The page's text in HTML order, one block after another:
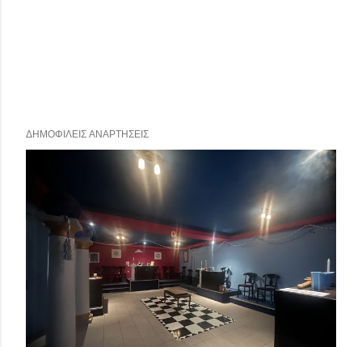
ΔΗΜΟΦΙΛΕΊΣ ΑΝΑΡΤΉΣΕΙΣ